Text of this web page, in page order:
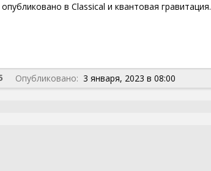
в Classical и квантовая гравитация.
Опубликовано: 3 января, 2023 в 08:00